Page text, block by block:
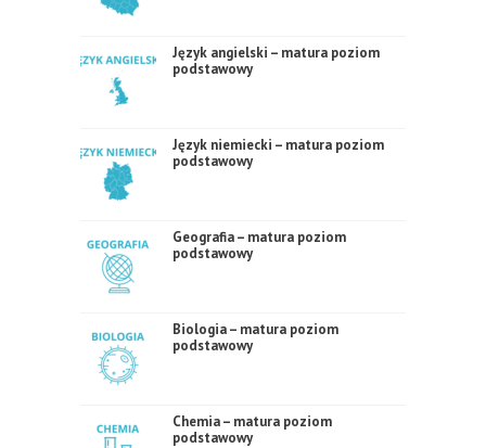
Język angielski – matura poziom
podstawowy
Język niemiecki – matura poziom
podstawowy
Geografia – matura poziom
podstawowy
Biologia – matura poziom
podstawowy
Chemia – matura poziom
podstawowy